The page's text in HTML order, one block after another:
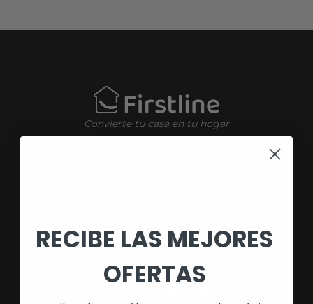
Convierte tu casa en tu hogar
RECIBE LAS MEJORES
OFERTAS